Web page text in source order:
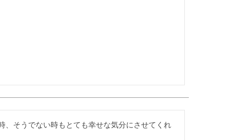
、そうでない時もとても幸せな気分にさせてくれ